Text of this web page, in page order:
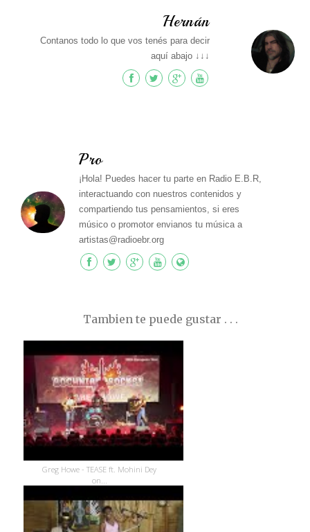
Hernán
Contanos todo lo que vos tenés para decir
aquí abajo ↓↓↓
Pro
¡Hola! Puedes hacer tu parte en Radio E.B.R,
interactuando con nuestros contenidos y
compartiendo tus pensamientos, si eres
músico o promotor envianos tu música a
artistas@radioebr.org
Tambien te puede gustar . . .
Greg Howe - TEASE ft. Mohini Dey
on...